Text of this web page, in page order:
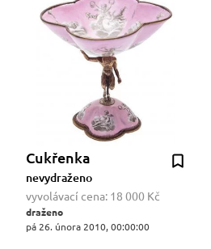
Cukřenka
nevydraženo
vyvolávací cena: 18 000 Kč
draženo
pá 26. února 2010, 00:00:00